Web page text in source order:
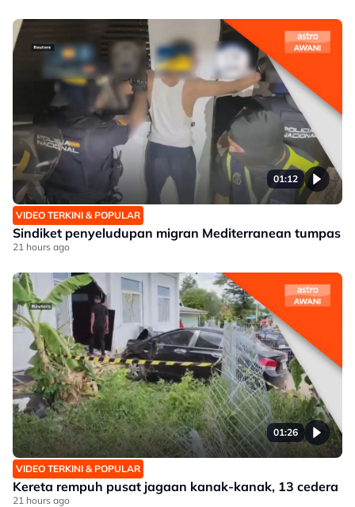
01:12
VIDEO TERKINI & POPULAR
Sindiket penyeludupan migran Mediterranean tumpas
21 hours ago
01:26
VIDEO TERKINI & POPULAR
Kereta rempuh pusat jagaan kanak-kanak, 13 cedera
21 hours ago